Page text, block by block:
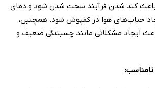
باعث کند شدن فرآیند سخت شدن شود و دمای
حباب‌های هوا در کفپوش شود. همچنین،
ایجاد مشکلاتی مانند چسبندگی ضعیف و
نامناسب: